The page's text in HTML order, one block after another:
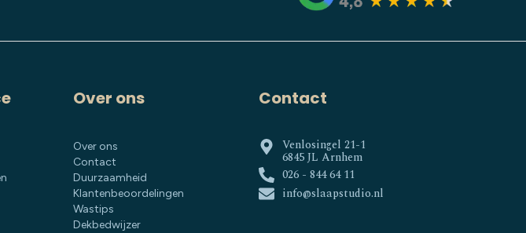
Over ons
Over ons
Contact
Duurzaamheid
Klantenbeoordelingen
Wastips
Dekbedwijzer
Contact
Venlosingel 21-1
6845 JL Arnhem
026 - 844 64 11
info@slaapstudio.nl